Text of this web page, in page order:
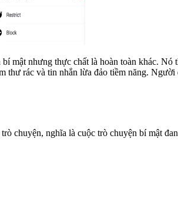
mật nhưng thực chất là hoàn toàn khác.
rác và tin nhắn lừa đảo tiềm năng.
chuyện, nghĩa là cuộc trò chuyện bí mật